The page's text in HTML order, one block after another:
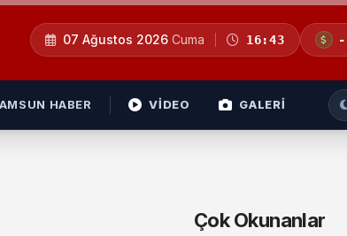
07 Ağustos 2026 Cuma 16:43
HABER VİDEO GALERİ
Çok Okunanlar